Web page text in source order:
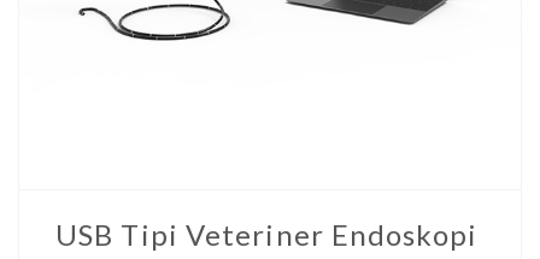
USB Tipi Veteriner Endoskopi